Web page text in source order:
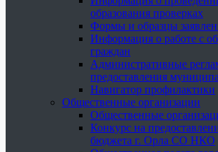
образования проверках
Формы и образцы
Информация о работе с
граждан
Административные
предоставления
Навигатор профилактики
Общественные организации
Общественные
Конкурс на
бюджета г. Орла СО НКО